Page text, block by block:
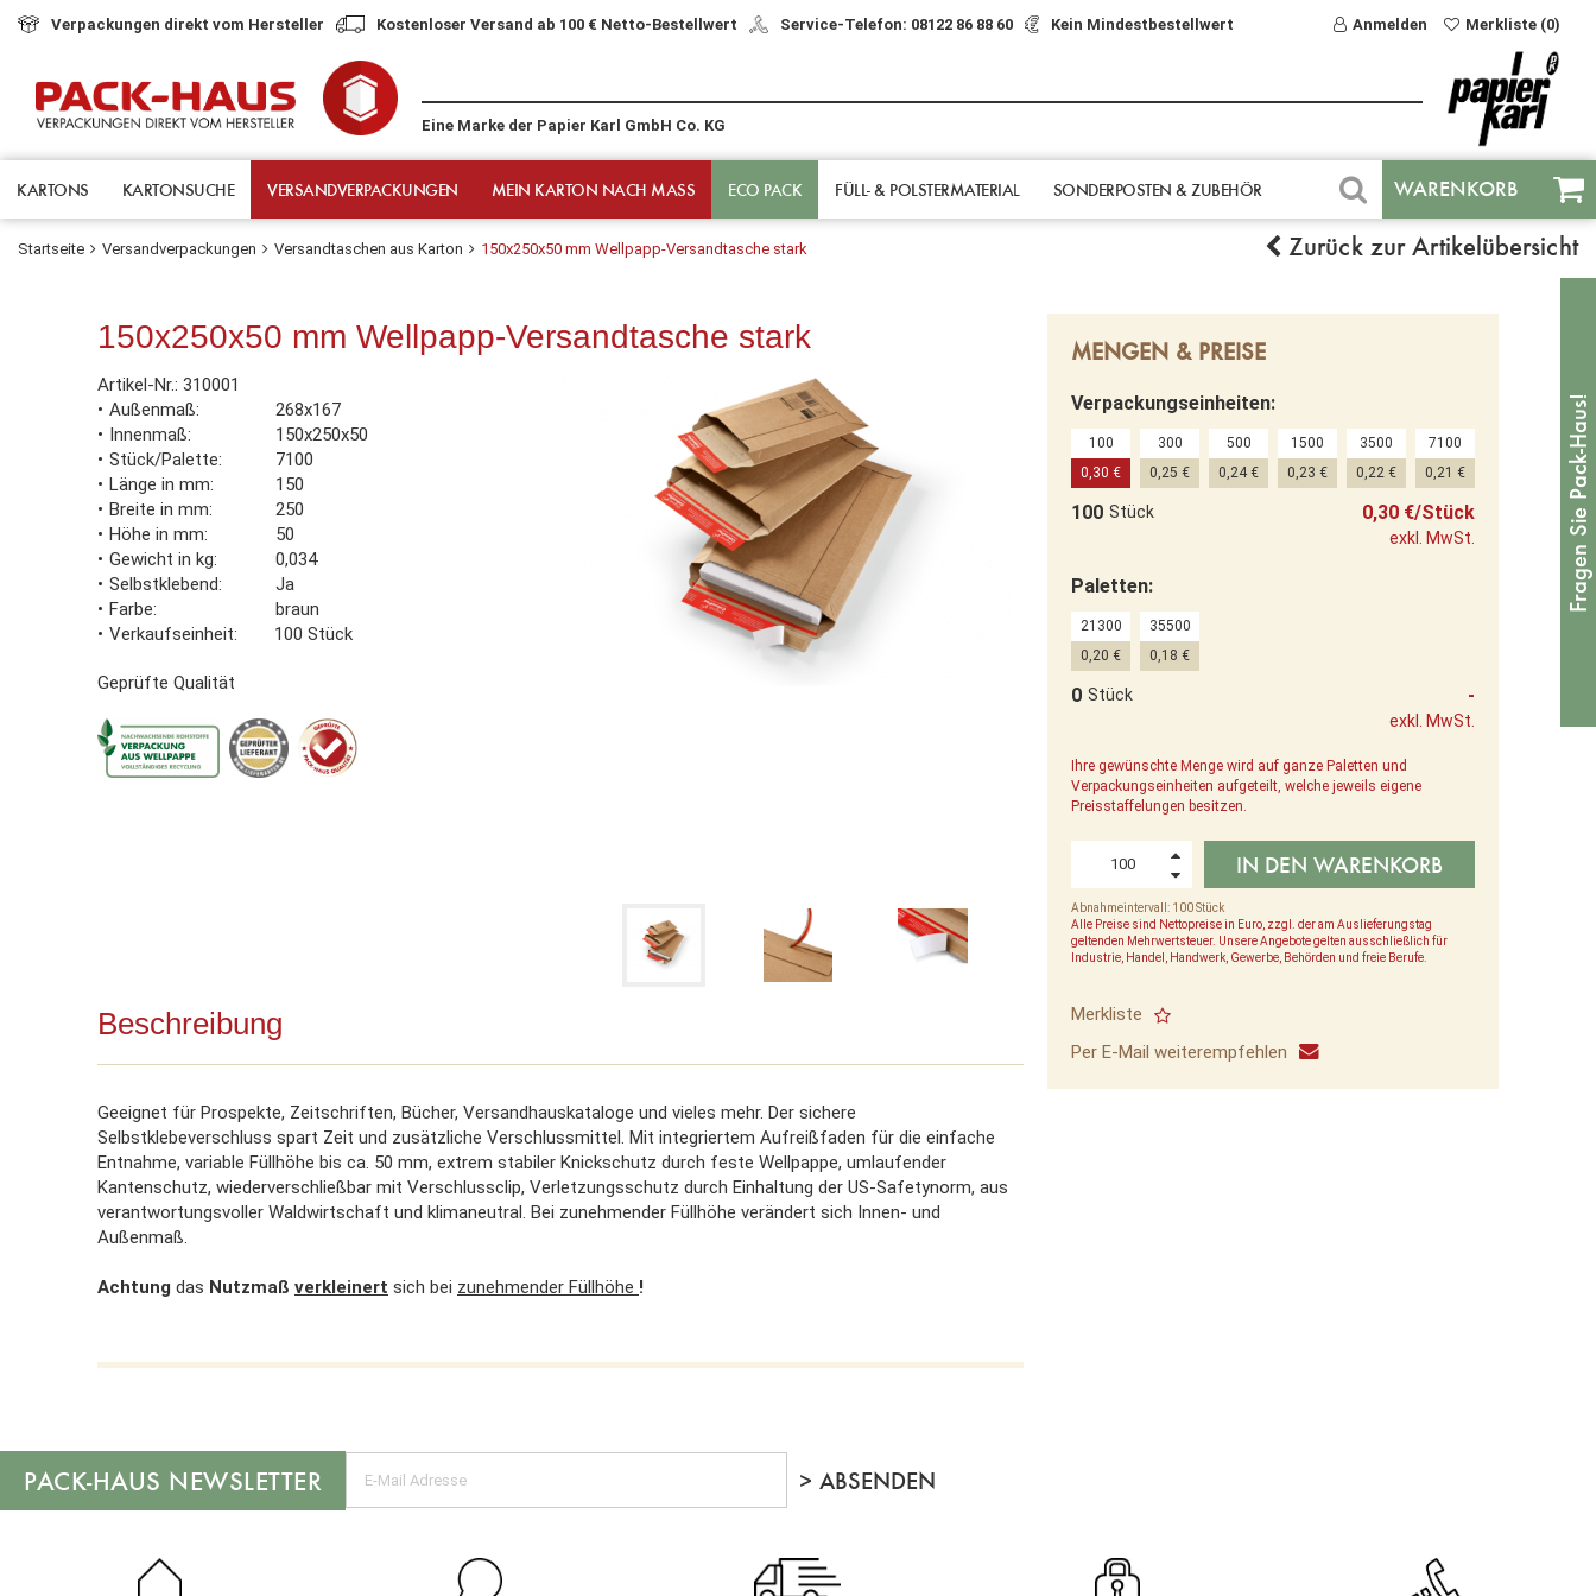
Verpackungen direkt vom Hersteller Kostenloser Versand ab 100 € Netto-Bestellwert Service-Telefon: 08122 86 88 60 Kein Mindestbestellwert Anmelden Merkliste (0)
Zurück zur Artikelübersicht
Startseite Versandverpackungen Versandtaschen aus Karton 150x250x50 mm Wellpapp-Versandtasche stark
Eine Marke der Papier Karl GmbH Co. KG
KARTONS KARTONSUCHE VERSANDVERPACKUNGEN MEIN KARTON NACH MASS ECO PACK FÜLL- & POLSTER­MATERIAL SONDERPOSTEN & ZUBEHÖR WARENKORB
150x250x50 mm Wellpapp-Versandtasche stark
Artikel-Nr.: 310001
Außenmaß
268x167
Innenmaß
150x250x50
Stück/Palette
7100
Länge in mm
150
Breite in mm
250
Höhe in mm
50
Gewicht in kg
0,034
Selbstklebend
Ja
Farbe
braun
Verkaufseinheit
100 Stück
Geprüfte Qualität
Beschreibung
Geeignet für Prospekte, Zeitschriften, Bücher, Versandhauskataloge und vieles mehr. Der sichere
Selbstklebeverschluss spart Zeit und zusätzliche Verschlussmittel. Mit integriertem Aufreißfaden für die einfache
Entnahme, variable Füllhöhe bis ca. 50 mm, extrem stabiler Knickschutz durch feste Wellpappe, umlaufender
Kantenschutz, wiederverschließbar mit Verschlussclip, Verletzungsschutz durch Einhaltung der US-Safetynorm, aus
verantwortungsvoller Waldwirtschaft und klimaneutral. Bei zunehmender Füllhöhe verändert sich Innen- und
Außenmaß.
Achtung das Nutzmaß verkleinert sich bei zunehmender Füllhöhe !
MENGEN & PREISE
Verpackungseinheiten:
100
0,30 €
300
0,25 €
500
0,24 €
1500
0,23 €
3500
0,22 €
7100
0,21 €
100 Stück 0,30 €/Stück
exkl. MwSt.
Paletten:
21300
0,20 €
35500
0,18 €
0 Stück -
exkl. MwSt.
Ihre gewünschte Menge wird auf ganze Paletten und
Verpackungseinheiten aufgeteilt, welche jeweils eigene
Preisstaffelungen besitzen.
Abnahmeintervall: 100 Stück
Alle Preise sind Nettopreise in Euro, zzgl. der am Auslieferungstag
geltenden Mehrwertsteuer. Unsere Angebote gelten ausschließlich für
Industrie, Handel, Handwerk, Gewerbe, Behörden und freie Berufe.
IN DEN WARENKORB
Merkliste
Per E-Mail weiterempfehlen
NEWSLETTER